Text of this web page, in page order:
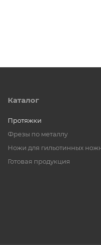
Каталог
Протяжки
Фрезы по металлу
Ножи для гильотинных
Готовая продукция